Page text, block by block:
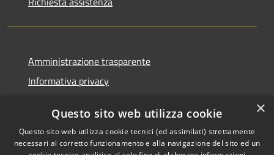
Amministrazione trasparente
Informativa privacy
Dichiarazione di accessibilità
×
Questo sito web utilizza cookie
Questo sito web utilizza cookie tecnici (ed assimilati) strettamente
necessari al corretto funzionamento e alla navigazione del sito ed un